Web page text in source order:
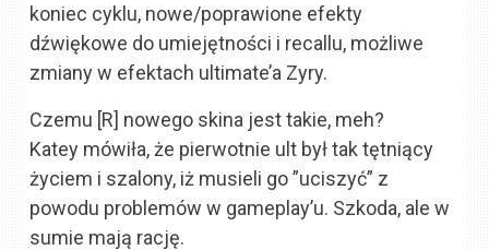
koniec cyklu, nowe/poprawione efekty
dźwiękowe do umiejętności i recallu, możliwe
zmiany w efektach ultimate’a Zyry.
Czemu [R] nowego skina jest takie, meh?
Katey mówiła, że pierwotnie ult był tak tętniący
życiem i szalony, iż musieli go ”uciszyć” z
powodu problemów w gameplay’u. Szkoda, ale w
sumie mają rację.